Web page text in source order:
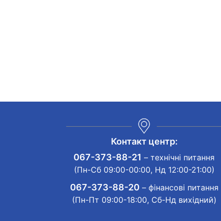
Контакт центр:
067-373-88-21 – технічні питання
(Пн-Сб 09:00-00:00, Нд 12:00-21:00)
067-373-88-20 – фінансові питання
(Пн-Пт 09:00-18:00, Сб-Нд вихідний)